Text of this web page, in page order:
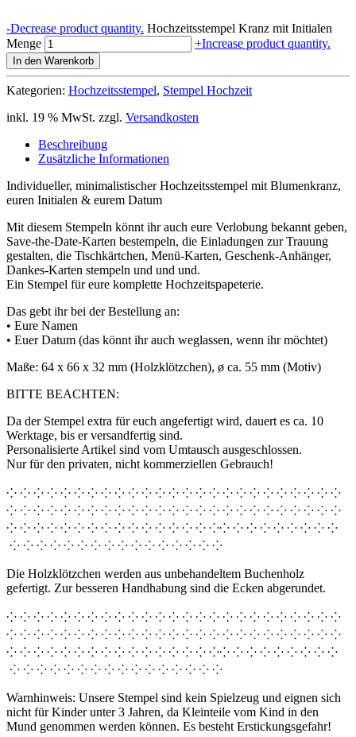
-Decrease product quantity. Hochzeitsstempel Kranz mit Initialen
Menge
+Increase product quantity.
In den Warenkorb
Kategorien: Hochzeitsstempel, Stempel Hochzeit
inkl. 19 % MwSt. zzgl. Versandkosten
Beschreibung
Zusätzliche Informationen
Individueller, minimalistischer Hochzeitsstempel mit Blumenkranz,
euren Initialen & eurem Datum
Mit diesem Stempeln könnt ihr auch eure Verlobung bekannt geben,
Save-the-Date-Karten bestempeln, die Einladungen zur Trauung
gestalten, die Tischkärtchen, Menü-Karten, Geschenk-Anhänger,
Dankes-Karten stempeln und und und.
Ein Stempel für eure komplette Hochzeitspapeterie.
Das gebt ihr bei der Bestellung an:
• Eure Namen
• Euer Datum (das könnt ihr auch weglassen, wenn ihr möchtet)
Maße: 64 x 66 x 32 mm (Holzklötzchen), ø ca. 55 mm (Motiv)
BITTE BEACHTEN:
Da der Stempel extra für euch angefertigt wird, dauert es ca. 10
Werktage, bis er versandfertig sind.
Personalisierte Artikel sind vom Umtausch ausgeschlossen.
Nur für den privaten, nicht kommerziellen Gebrauch!
⁘ ⁘ ⁘ ⁘ ⁘ ⁘ ⁘ ⁘ ⁘ ⁘ ⁘ ⁘ ⁘ ⁘ ⁘ ⁘ ⁘ ⁘ ⁘ ⁘ ⁘ ⁘ ⁘ ⁘ ⁘
⁘ ⁘ ⁘ ⁘ ⁘ ⁘ ⁘ ⁘ ⁘ ⁘ ⁘ ⁘ ⁘ ⁘ ⁘ ⁘ ⁘ ⁘ ⁘ ⁘ ⁘ ⁘ ⁘ ⁘ ⁘
⁘ ⁘ ⁘ ⁘ ⁘ ⁘ ⁘ ⁘ ⁘ ⁘ ⁘ ⁘ ⁘ ⁘ ⁘ ⁘⁘ ⁘ ⁘ ⁘ ⁘ ⁘ ⁘ ⁘ ⁘
⁘ ⁘ ⁘ ⁘ ⁘ ⁘ ⁘ ⁘ ⁘ ⁘ ⁘ ⁘ ⁘ ⁘ ⁘ ⁘
Die Holzklötzchen werden aus unbehandeltem Buchenholz
gefertigt. Zur besseren Handhabung sind die Ecken abgerundet.
⁘ ⁘ ⁘ ⁘ ⁘ ⁘ ⁘ ⁘ ⁘ ⁘ ⁘ ⁘ ⁘ ⁘ ⁘ ⁘ ⁘ ⁘ ⁘ ⁘ ⁘ ⁘ ⁘ ⁘ ⁘
⁘ ⁘ ⁘ ⁘ ⁘ ⁘ ⁘ ⁘ ⁘ ⁘ ⁘ ⁘ ⁘ ⁘ ⁘ ⁘ ⁘ ⁘ ⁘ ⁘ ⁘ ⁘ ⁘ ⁘ ⁘
⁘ ⁘ ⁘ ⁘ ⁘ ⁘ ⁘ ⁘ ⁘ ⁘ ⁘ ⁘ ⁘ ⁘ ⁘ ⁘⁘ ⁘ ⁘ ⁘ ⁘ ⁘ ⁘ ⁘ ⁘
⁘ ⁘ ⁘ ⁘ ⁘ ⁘ ⁘ ⁘ ⁘ ⁘ ⁘ ⁘ ⁘ ⁘ ⁘ ⁘
Warnhinweis: Unsere Stempel sind kein Spielzeug und eignen sich
nicht für Kinder unter 3 Jahren, da Kleinteile vom Kind in den
Mund genommen werden können. Es besteht Erstickungsgefahr!